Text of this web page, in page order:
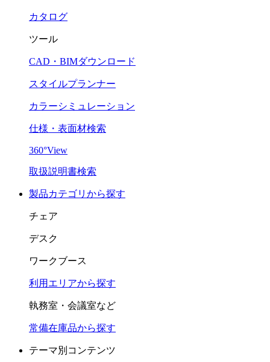
カタログ
ツール
CAD・BIMダウンロード
スタイルプランナー
カラーシミュレーション
仕様・表面材検索
360°View
取扱説明書検索
製品カテゴリから探す
チェア
デスク
ワークブース
利用エリアから探す
執務室・会議室など
常備在庫品から探す
テーマ別コンテンツ